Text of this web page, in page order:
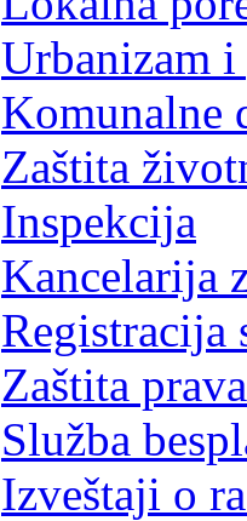
Urbanizam
Komunalne
Zaštita
Inspekcija
Kancelarija
Registracija
Zaštita
Služba
Izveštaji o